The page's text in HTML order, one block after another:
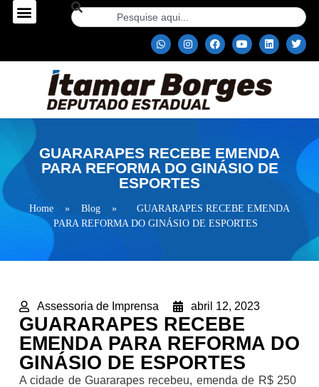
GUARARAPES RECEBE EMENDA
PARA REFORMA DO GINÁSIO DE
ESPORTES
Home » Blog »
GUARARAPES RECEBE EMENDA
PARA REFORMA DO GINÁSIO DE ESPORTES
Assessoria de Imprensa abril 12, 2023
GUARARAPES RECEBE
EMENDA PARA REFORMA DO
GINÁSIO DE ESPORTES
A cidade de Guararapes recebeu, emenda de R$ 250